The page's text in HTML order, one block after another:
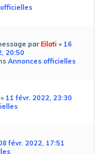
parEilati« 16
20:50
Annonces officielles
11 févr. 2022, 23:30
févr. 2022, 17:51